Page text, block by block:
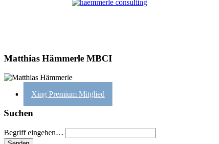
Matthias Hämmerle MBCI
Xing Premium Mitglied
Suchen
Begriff eingeben…